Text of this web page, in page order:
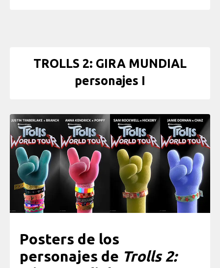
TROLLS 2: GIRA MUNDIAL
personajes I
Posters de los
personajes de Trolls 2: